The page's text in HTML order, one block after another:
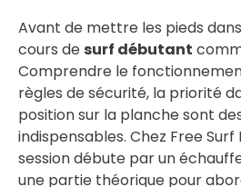
Avant de mettre les pieds
cours de surf débutant
Comprendre le
règles de sécurité, la priorité
position sur la planche sont
indispensables. Chez Free
session débute par un
une partie théorique pour